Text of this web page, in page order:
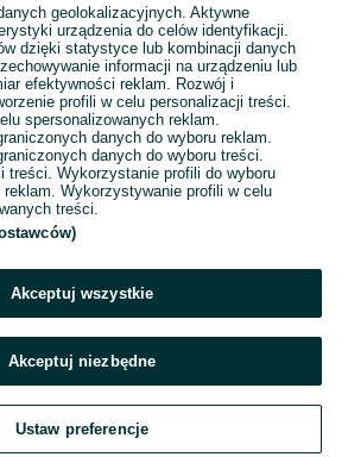
jest wymagane
Podstawa + prowizja
Tak
Rekrutacja online + 1 inne
Fryzjerstwo, kosmetyka
barber - Warszawa
Aplikuj
geolokalizacyjnych. Aktywne
urządzenia do celów identyfikacji.
dzięki statystyce lub kombinacji danych
informacji na urządzeniu lub
efektywności reklam. Rozwój i
profili w celu personalizacji treści.
spersonalizowanych reklam.
danych do wyboru reklam.
danych do wyboru treści.
treści. Wykorzystanie profili do wyboru
reklam. Wykorzystywanie profili w celu
treści.
Akceptuj wszystkie
Akceptuj niezbędne
Ustaw preferencje